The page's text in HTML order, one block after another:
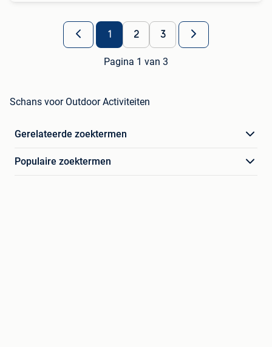
1 2 3
Pagina 1 van 3
Schans voor Outdoor Activiteiten
Gerelateerde zoektermen
Populaire zoektermen